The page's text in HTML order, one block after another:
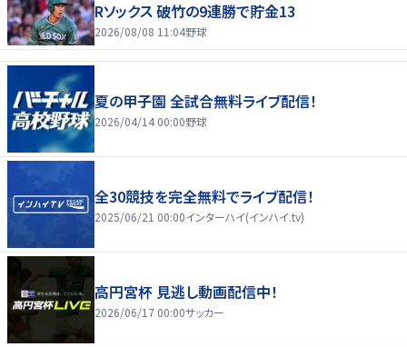
Rソックス 破竹の9連勝で貯金13
2026/08/08 11:04野球
夏の甲子園 全試合無料ライブ配信！
2026/04/14 00:00野球
全30競技を完全無料でライブ配信！
2025/06/21 00:00インターハイ(インハイ.tv)
高円宮杯 見逃し動画配信中！
2026/06/17 00:00サッカー